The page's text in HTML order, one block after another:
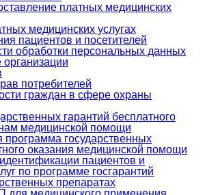
платных медицинских
медицинских услугах
пациентов и посетителей
обработки персональных данных
потребителей
граждан в сфере охраны
гарантий бесплатного
медицинской помощи
программа государственных
оказания медицинской помощи
пациентов и
по программе госгарантий
препаратах